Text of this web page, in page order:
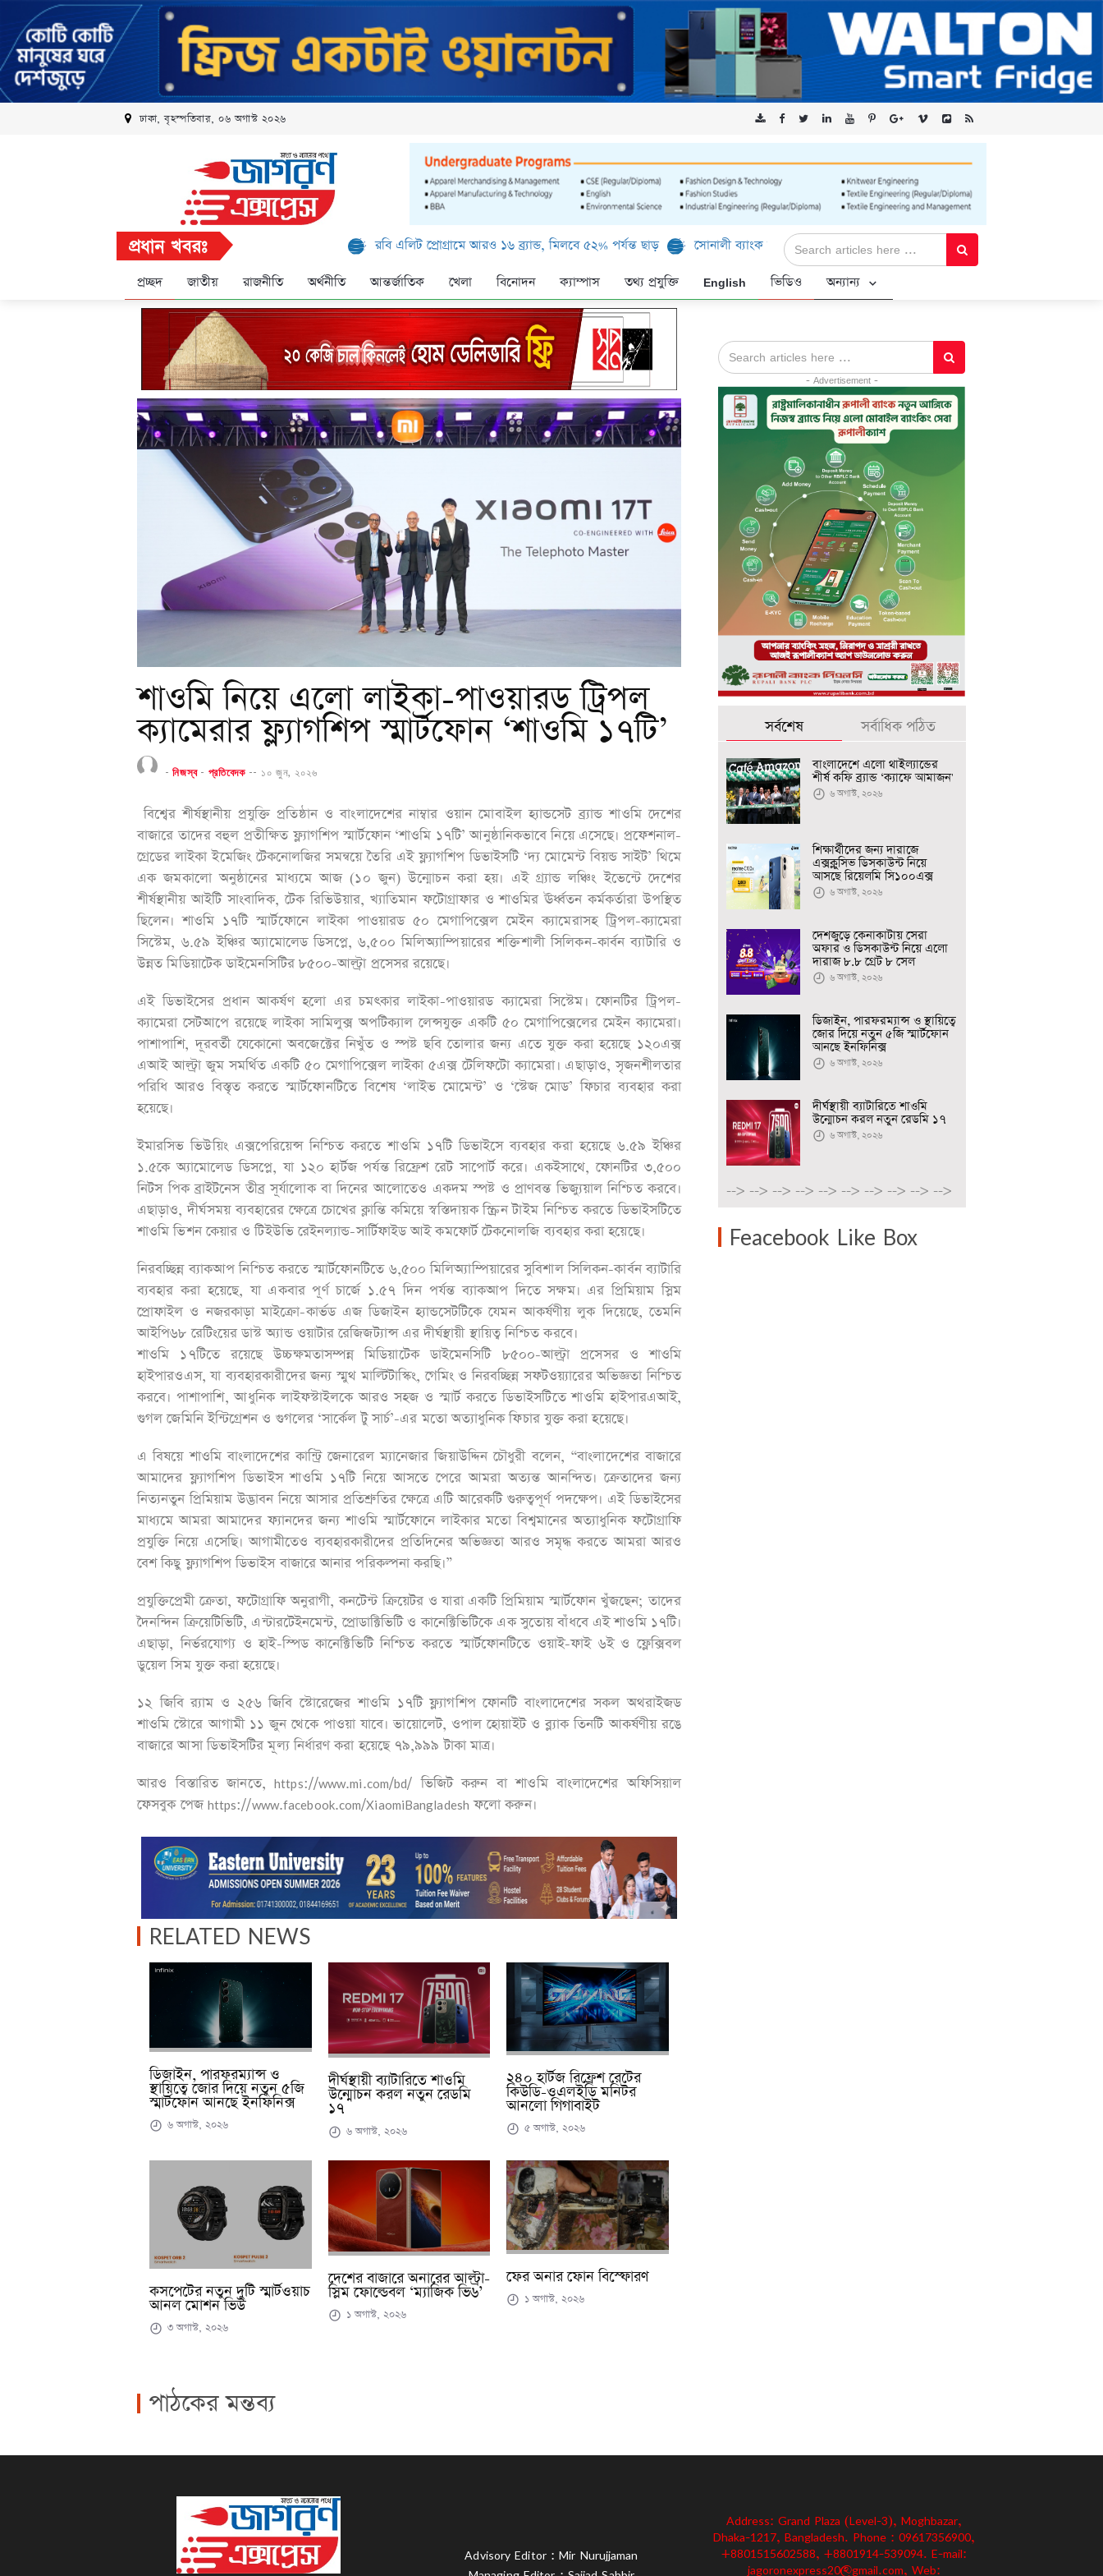
ঢাকা, বৃহস্পতিবার, ০৬ অগাস্ট ২০২৬
প্রধান খবরঃ রবি এলিট প্রোগ্রামে আরও ১৬ ব্র্যান্ড, মিলবে ৫২% পর্যন্ত ছাড় সোনালী ব্যাংক লিমিটেড-এর ‘কৃষক কার্ড’ কর্মসূচির জন্য সুরক্ষিত সংযোগ প্রদান করছে এক্সেনটেক
প্রচ্ছদ জাতীয় রাজনীতি অর্থনীতি আন্তর্জাতিক খেলা বিনোদন ক্যাম্পাস তথ্য প্রযুক্তি English ভিডিও অন্যান্য
শাওমি নিয়ে এলো লাইকা-পাওয়ারড ট্রিপল
ক্যামেরার ফ্ল্যাগশিপ স্মার্টফোন ‘শাওমি ১৭টি’
-নিজস্ব- প্রতিবেদক-- ১০ জুন, ২০২৬
বিশ্বের শীর্ষস্থানীয় প্রযুক্তি প্রতিষ্ঠান ও বাংলাদেশের নাম্বার ওয়ান মোবাইল হ্যান্ডসেট ব্র্যান্ড শাওমি দেশের
বাজারে তাদের বহুল প্রতীক্ষিত ফ্ল্যাগশিপ স্মার্টফোন ‘শাওমি ১৭টি’ আনুষ্ঠানিকভাবে নিয়ে এসেছে। প্রফেশনাল-
গ্রেডের লাইকা ইমেজিং টেকনোলজির সমন্বয়ে তৈরি এই ফ্ল্যাগশিপ ডিভাইসটি ‘দ্য মোমেন্ট বিয়ন্ড সাইট’ থিমে
এক জমকালো অনুষ্ঠানের মাধ্যমে আজ (১০ জুন) উন্মোচন করা হয়। এই গ্র্যান্ড লঞ্চিং ইভেন্টে দেশের
শীর্ষস্থানীয় আইটি সাংবাদিক, টেক রিভিউয়ার, খ্যাতিমান ফটোগ্রাফার ও শাওমির ঊর্ধ্বতন কর্মকর্তারা উপস্থিত
ছিলেন। শাওমি ১৭টি স্মার্টফোনে লাইকা পাওয়ারড ৫০ মেগাপিক্সেল মেইন ক্যামেরাসহ ট্রিপল-ক্যামেরা
সিস্টেম, ৬.৫৯ ইঞ্চির অ্যামোলেড ডিসপ্লে, ৬,৫০০ মিলিঅ্যাম্পিয়ারের শক্তিশালী সিলিকন-কার্বন ব্যাটারি ও
উন্নত মিডিয়াটেক ডাইমেনসিটির ৮৫০০-আল্ট্রা প্রসেসর রয়েছে।
এই ডিভাইসের প্রধান আকর্ষণ হলো এর চমৎকার লাইকা-পাওয়ারড ক্যামেরা সিস্টেম। ফোনটির ট্রিপল-
ক্যামেরা সেটআপে রয়েছে লাইকা সামিলুক্স অপটিক্যাল লেন্সযুক্ত একটি ৫০ মেগাপিক্সেলের মেইন ক্যামেরা।
পাশাপাশি, দূরবর্তী যেকোনো অবজেক্টের নিখুঁত ও স্পষ্ট ছবি তোলার জন্য এতে যুক্ত করা হয়েছে ১২০এক্স
এআই আল্ট্রা জুম সমর্থিত একটি ৫০ মেগাপিক্সেল লাইকা ৫এক্স টেলিফটো ক্যামেরা। এছাড়াও, সৃজনশীলতার
পরিধি আরও বিস্তৃত করতে স্মার্টফোনটিতে বিশেষ ‘লাইভ মোমেন্ট’ ও ‘স্টেজ মোড’ ফিচার ব্যবহার করা
হয়েছে।
ইমারসিভ ভিউয়িং এক্সপেরিয়েন্স নিশ্চিত করতে শাওমি ১৭টি ডিভাইসে ব্যবহার করা হয়েছে ৬.৫৯ ইঞ্চির
১.৫কে অ্যামোলেড ডিসপ্লে, যা ১২০ হার্টজ পর্যন্ত রিফ্রেশ রেট সাপোর্ট করে। একইসাথে, ফোনটির ৩,৫০০
নিটস পিক ব্রাইটনেস তীব্র সূর্যালোক বা দিনের আলোতেও একদম স্পষ্ট ও প্রাণবন্ত ভিজ্যুয়াল নিশ্চিত করবে।
এছাড়াও, দীর্ঘসময় ব্যবহারের ক্ষেত্রে চোখের ক্লান্তি কমিয়ে স্বস্তিদায়ক স্ক্রিন টাইম নিশ্চিত করতে ডিভাইসটিতে
শাওমি ভিশন কেয়ার ও টিইউভি রেইনল্যান্ড-সার্টিফাইড আই কমফোর্ট টেকনোলজি ব্যবহার করা হয়েছে।
নিরবচ্ছিন্ন ব্যাকআপ নিশ্চিত করতে স্মার্টফোনটিতে ৬,৫০০ মিলিঅ্যাম্পিয়ারের সুবিশাল সিলিকন-কার্বন ব্যাটারি
ব্যবহার করা হয়েছে, যা একবার পূর্ণ চার্জে ১.৫৭ দিন পর্যন্ত ব্যাকআপ দিতে সক্ষম। এর প্রিমিয়াম স্লিম
প্রোফাইল ও নজরকাড়া মাইক্রো-কার্ভড এজ ডিজাইন হ্যান্ডসেটটিকে যেমন আকর্ষণীয় লুক দিয়েছে, তেমনি
আইপি৬৮ রেটিংয়ের ডাস্ট অ্যান্ড ওয়াটার রেজিজট্যান্স এর দীর্ঘস্থায়ী স্থায়িত্ব নিশ্চিত করবে।
শাওমি ১৭টিতে রয়েছে উচ্চক্ষমতাসম্পন্ন মিডিয়াটেক ডাইমেনসিটি ৮৫০০-আল্ট্রা প্রসেসর ও শাওমি
হাইপারওএস, যা ব্যবহারকারীদের জন্য স্মুথ মাল্টিটাস্কিং, গেমিং ও নিরবচ্ছিন্ন সফটওয়্যারের অভিজ্ঞতা নিশ্চিত
করবে। পাশাপাশি, আধুনিক লাইফস্টাইলকে আরও সহজ ও স্মার্ট করতে ডিভাইসটিতে শাওমি হাইপারএআই,
গুগল জেমিনি ইন্টিগ্রেশন ও গুগলের ‘সার্কেল টু সার্চ’-এর মতো অত্যাধুনিক ফিচার যুক্ত করা হয়েছে।
এ বিষয়ে শাওমি বাংলাদেশের কান্ট্রি জেনারেল ম্যানেজার জিয়াউদ্দিন চৌধুরী বলেন, “বাংলাদেশের বাজারে
আমাদের ফ্ল্যাগশিপ ডিভাইস শাওমি ১৭টি নিয়ে আসতে পেরে আমরা অত্যন্ত আনন্দিত। ক্রেতাদের জন্য
নিত্যনতুন প্রিমিয়াম উদ্ভাবন নিয়ে আসার প্রতিশ্রুতির ক্ষেত্রে এটি আরেকটি গুরুত্বপূর্ণ পদক্ষেপ। এই ডিভাইসের
মাধ্যমে আমরা আমাদের ফ্যানদের জন্য শাওমি স্মার্টফোনে লাইকার মতো বিশ্বমানের অত্যাধুনিক ফটোগ্রাফি
প্রযুক্তি নিয়ে এসেছি। আগামীতেও ব্যবহারকারীদের প্রতিদিনের অভিজ্ঞতা আরও সমৃদ্ধ করতে আমরা আরও
বেশ কিছু ফ্ল্যাগশিপ ডিভাইস বাজারে আনার পরিকল্পনা করছি।”
প্রযুক্তিপ্রেমী ক্রেতা, ফটোগ্রাফি অনুরাগী, কনটেন্ট ক্রিয়েটর ও যারা একটি প্রিমিয়াম স্মার্টফোন খুঁজছেন; তাদের
দৈনন্দিন ক্রিয়েটিভিটি, এন্টারটেইনমেন্ট, প্রোডাক্টিভিটি ও কানেক্টিভিটিকে এক সুতোয় বাঁধবে এই শাওমি ১৭টি।
এছাড়া, নির্ভরযোগ্য ও হাই-স্পিড কানেক্টিভিটি নিশ্চিত করতে স্মার্টফোনটিতে ওয়াই-ফাই ৬ই ও ফ্লেক্সিবল
ডুয়েল সিম যুক্ত করা হয়েছে।
১২ জিবি র‍্যাম ও ২৫৬ জিবি স্টোরেজের শাওমি ১৭টি ফ্ল্যাগশিপ ফোনটি বাংলাদেশের সকল অথরাইজড
শাওমি স্টোরে আগামী ১১ জুন থেকে পাওয়া যাবে। ভায়োলেট, ওপাল হোয়াইট ও ব্ল্যাক তিনটি আকর্ষণীয় রঙে
বাজারে আসা ডিভাইসটির মূল্য নির্ধারণ করা হয়েছে ৭৯,৯৯৯ টাকা মাত্র।
আরও বিস্তারিত জানতে, https://www.mi.com/bd/ ভিজিট করুন বা শাওমি বাংলাদেশের অফিসিয়াল
ফেসবুক পেজ https://www.facebook.com/XiaomiBangladesh ফলো করুন।
RELATED NEWS
ডিজাইন, পারফরম্যান্স ও
স্থায়িত্বে জোর দিয়ে নতুন ৫জি
স্মার্টফোন আনছে ইনফিনিক্স
৬ অগাস্ট, ২০২৬
দীর্ঘস্থায়ী ব্যাটারিতে শাওমি
উন্মোচন করল নতুন রেডমি
১৭
৬ অগাস্ট, ২০২৬
২৪০ হার্টজ রিফ্রেশ রেটের
কিউডি-ওএলইডি মনিটর
আনলো গিগাবাইট
৫ অগাস্ট, ২০২৬
কসপেটের নতুন দুটি স্মার্টওয়াচ
আনল মোশন ভিউ
৩ অগাস্ট, ২০২৬
দেশের বাজারে অনারের আল্ট্রা-
স্লিম ফোল্ডেবল ‘ম্যাজিক ভি৬’
১ অগাস্ট, ২০২৬
ফের অনার ফোন বিস্ফোরণ
১ অগাস্ট, ২০২৬
পাঠকের মন্তব্য
- Advertisement -
সর্বশেষ সর্বাধিক পঠিত
বাংলাদেশে এলো থাইল্যান্ডের
শীর্ষ কফি ব্র্যান্ড ‘ক্যাফে আমাজন'
৬ অগাস্ট, ২০২৬
শিক্ষার্থীদের জন্য দারাজে
এক্সক্লুসিভ ডিসকাউন্ট নিয়ে
আসছে রিয়েলমি সি১০০এক্স
৬ অগাস্ট, ২০২৬
দেশজুড়ে কেনাকাটায় সেরা
অফার ও ডিসকাউন্ট নিয়ে এলো
দারাজ ৮.৮ গ্রেট ৮ সেল
৬ অগাস্ট, ২০২৬
ডিজাইন, পারফরম্যান্স ও স্থায়িত্বে
জোর দিয়ে নতুন ৫জি স্মার্টফোন
আনছে ইনফিনিক্স
৬ অগাস্ট, ২০২৬
দীর্ঘস্থায়ী ব্যাটারিতে শাওমি
উন্মোচন করল নতুন রেডমি ১৭
৬ অগাস্ট, ২০২৬
--> --> --> --> --> --> --> --> --> -->
Feacebook Like Box
Advisory Editor : Mir Nurujjaman
Address: Grand Plaza (Level-3), Moghbazar,
Dhaka-1217, Bangladesh. Phone : 09617356900,
+8801515602588, +8801914-539094. E-mail:
jagoronexpress20@gmail.com, Web: